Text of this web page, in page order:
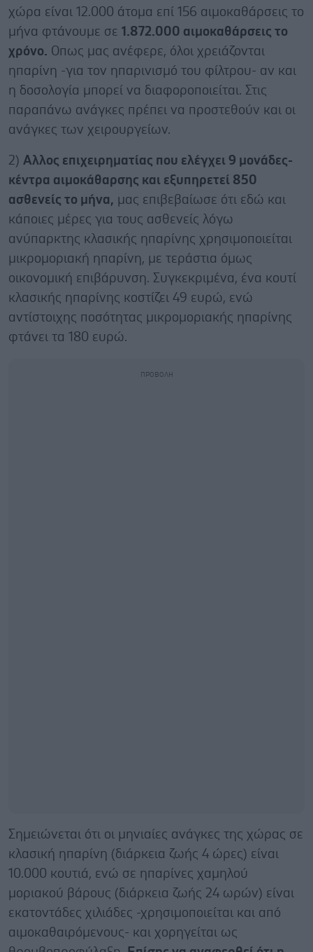
χώρα είναι 12.000 άτομα επί 156 αιμοκαθάρσεις το
μήνα φτάνουμε σε 1.872.000 αιμοκαθάρσεις το
χρόνο. Οπως μας ανέφερε, όλοι χρειάζονται
ηπαρίνη -για τον ηπαρινισμό του φίλτρου- αν και
η δοσολογία μπορεί να διαφοροποιείται. Στις
παραπάνω ανάγκες πρέπει να προστεθούν και οι
ανάγκες των χειρουργείων.
2) Αλλος επιχειρηματίας που ελέγχει 9 μονάδες-
κέντρα αιμοκάθαρσης και εξυπηρετεί 850
ασθενείς το μήνα, μας επιβεβαίωσε ότι εδώ και
κάποιες μέρες για τους ασθενείς λόγω
ανύπαρκτης κλασικής ηπαρίνης χρησιμοποιείται
μικρομοριακή ηπαρίνη, με τεράστια όμως
οικονομική επιβάρυνση. Συγκεκριμένα, ένα κουτί
κλασικής ηπαρίνης κοστίζει 49 ευρώ, ενώ
αντίστοιχης ποσότητας μικρομοριακής ηπαρίνης
φτάνει τα 180 ευρώ.
Σημειώνεται ότι οι μηνιαίες ανάγκες της χώρας σε
κλασική ηπαρίνη (διάρκεια ζωής 4 ώρες) είναι
10.000 κουτιά, ενώ σε ηπαρίνες χαμηλού
μοριακού βάρους (διάρκεια ζωής 24 ωρών) είναι
εκατοντάδες χιλιάδες -χρησιμοποιείται και από
αιμοκαθαιρόμενους- και χορηγείται ως